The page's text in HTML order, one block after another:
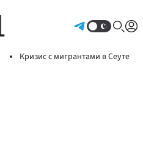
Кризис с мигрантами в Сеуте